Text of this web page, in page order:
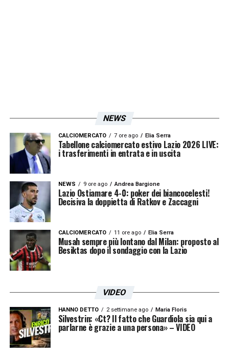
NEWS
CALCIOMERCATO 7 ore ago Elia Serra
Tabellone calciomercato estivo Lazio 2026 LIVE:
i trasferimenti in entrata e in uscita
NEWS 9 ore ago Andrea Bargione
Lazio Ostiamare 4-0: poker dei biancocelesti!
Decisiva la doppietta di Ratkov e Zaccagni
CALCIOMERCATO 11 ore ago Elia Serra
Musah sempre più lontano dal Milan: proposto al
Besiktas dopo il sondaggio con la Lazio
VIDEO
HANNO DETTO 2 settimane ago Maria Floris
Silvestrin: «Ct? Il fatto che Guardiola sia qui a
parlarne è grazie a una persona» – VIDEO